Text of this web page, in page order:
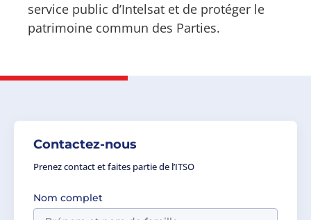
service public d’Intelsat et de protéger le
patrimoine commun des Parties.
Contactez-nous
Prenez contact et faites partie de l’ITSO
Nom complet